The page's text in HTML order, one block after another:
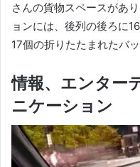
さんの貨物スペースがあり
ョンには、後列の後ろに
17個の折りたたまれたバ
情報、エンター
ニケーション